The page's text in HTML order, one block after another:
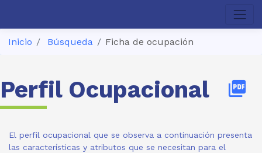
Inicio Búsqueda Ficha de ocupación
Perfil Ocupacional picture_as_pdf
El perfil ocupacional que se observa a continuación presenta
las características y atributos que se necesitan para el